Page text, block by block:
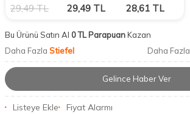
29,49TL 29,49 TL 28,61 TL
Bu Ürünü Satın Al 0 TL ParapuanKazan
Daha Fazla Stiefel Daha Fazla
Gelince Haber Ver
Listeye Ekle Fiyat Alarmı